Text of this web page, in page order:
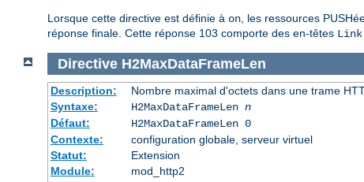
Lorsque cette directive est définie à on , les ressources
réponse finale. Cette réponse 103 comporte des en-têtes Link
Directive H2MaxDataFrameLen
Description:
Nombre maximal d'octets dans une trame
Syntaxe:
H2MaxDataFrameLen n
Défaut:
H2MaxDataFrameLen 0
Contexte:
configuration globale, serveur virtuel
Statut:
Extension
Module:
mod_http2